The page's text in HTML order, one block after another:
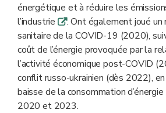
énergétique et à réduire les
l’industrie q. Ont également joué un
sanitaire de la COVID-19 (2020),
coût de l’énergie provoquée par la
l’activité économique post-COVID
conflit russo-ukrainien (dès 2022),
baisse de la consommation
2020 et 2023.